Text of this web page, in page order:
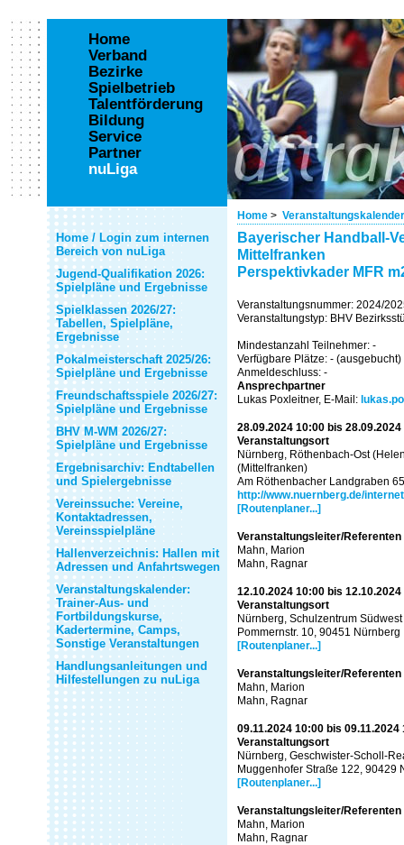
Home > Veranstaltungskalender
Home
Verband
Bezirke
Spielbetrieb
Talentförderung
Bildung
Service
Partner
nuLiga
Home / Login zum internen
Bereich von nuLiga
Jugend-Qualifikation 2026:
Spielpläne und Ergebnisse
Spielklassen 2026/27:
Tabellen, Spielpläne,
Ergebnisse
Pokalmeisterschaft 2025/26:
Spielpläne und Ergebnisse
Freundschaftsspiele 2026/27:
Spielpläne und Ergebnisse
BHV M-WM 2026/27:
Spielpläne und Ergebnisse
Ergebnisarchiv: Endtabellen
und Spielergebnisse
Vereinssuche: Vereine,
Kontaktadressen,
Vereinsspielpläne
Hallenverzeichnis: Hallen mit
Adressen und Anfahrtswegen
Veranstaltungskalender:
Trainer-Aus- und
Fortbildungskurse,
Kadertermine, Camps,
Sonstige Veranstaltungen
Handlungsanleitungen und
Hilfestellungen zu nuLiga
Bayerischer Handball-
Mittelfranken
Perspektivkader MFR
Veranstaltungsnummer: 2024/
Veranstaltungstyp: BHV
Mindestanzahl Teilnehmer: -
Verfügbare Plätze: - (ausgebucht)
Anmeldeschluss: -
Ansprechpartner
Lukas Poxleitner, E-Mail:
28.09.2024 10:00 bis
Veranstaltungsort
Nürnberg, Röthenbach-Ost
(Mittelfranken)
Am Röthenbacher Landgraben
http://www.nuernberg.de/
[Routenplaner...]
Veranstaltungsleiter/Referenten
Mahn, Marion
Mahn, Ragnar
12.10.2024 10:00 bis
Veranstaltungsort
Nürnberg, Schulzentrum
Pommernstr. 10, 90451 Nürnberg
[Routenplaner...]
Veranstaltungsleiter/Referenten
Mahn, Marion
Mahn, Ragnar
09.11.2024 10:00 bis 09.11.2024
Veranstaltungsort
Nürnberg, Geschwister-Scholl-
Muggenhofer Straße 122, 90429
[Routenplaner...]
Veranstaltungsleiter/Referenten
Mahn, Marion
Mahn, Ragnar